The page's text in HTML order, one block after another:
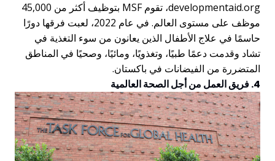
developmentaid.org، تقوم MSF بتوظيف أكثر من 45,000
موظف على مستوى العالم. في عام 2022، لعبت فرقها دورًا
حاسمًا في علاج الأطفال الذين يعانون من سوء التغذية في
تشاد وقدمت دعمًا طبيًا، وتغذويًا، ومائيًا، وصحيًا في المناطق
المتضررة من الفيضانات في باكستان.
4. فريق العمل من أجل الصحة العالمية